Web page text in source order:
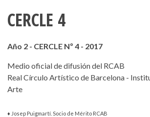
CERCLE 4
Año 2 - CERCLE Nº 4 - 2017
Medio oficial de difusión del RCAB
Real Círculo Artístico de Barcelona -
Arte
♦ Josep Puigmartí. Socio de Mérito RCAB